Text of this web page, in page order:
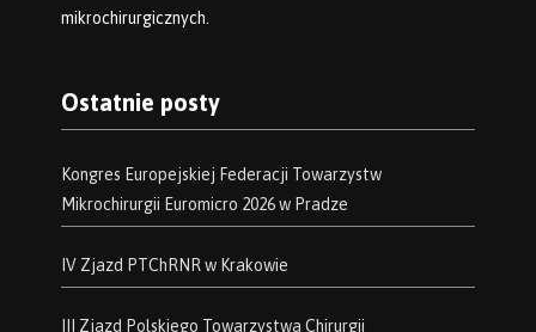
mikrochirurgicznych.
Ostatnie posty
Kongres Europejskiej Federacji Towarzystw
Mikrochirurgii Euromicro 2026 w Pradze
IV Zjazd PTChRNR w Krakowie
III Zjazd Polskiego Towarzystwa Chirurgii